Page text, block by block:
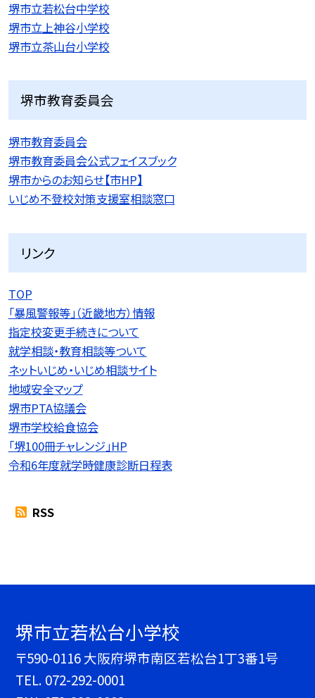
堺市立若松台中学校
堺市立上神谷小学校
堺市立茶山台小学校
堺市教育委員会
堺市教育委員会
堺市教育委員会公式フェイスブック
堺市からのお知らせ【市HP】
いじめ不登校対策支援室相談窓口
リンク
TOP
「暴風警報等」（近畿地方）情報
指定校変更手続きについて
就学相談・教育相談等ついて
ネットいじめ・いじめ相談サイト
地域安全マップ
堺市PTA協議会
堺市学校給食協会
「堺100冊チャレンジ」HP
令和6年度就学時健康診断日程表
RSS
堺市立若松台小学校
〒590-0116 大阪府堺市南区若松台1丁3番1号
TEL. 072-292-0001